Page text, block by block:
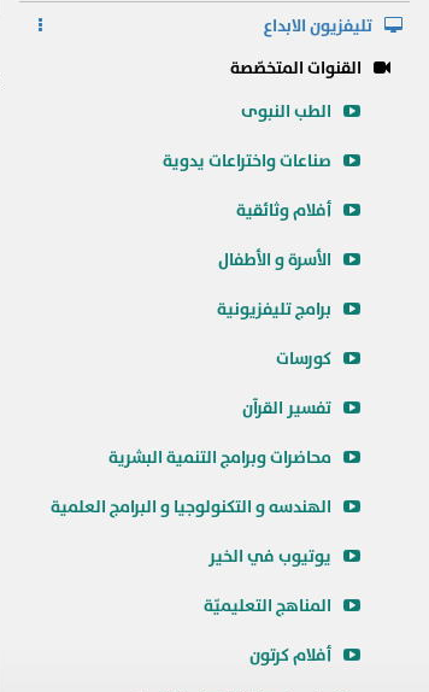
تليفزيون الابداع
القنوات المتخصّصة
الطب النبوى
صناعات واختراعات يدوية
أفلام وثائقية
الأسرة و الأطفال
برامج تليفزيونية
كورسات
تفسير القرآن
محاضرات وبرامج التنمية البشرية
الهندسه و التكنولوجيا و البرامج العلمية
يوتيوب في الخير
المناهج التعليميّة
أفلام كرتون